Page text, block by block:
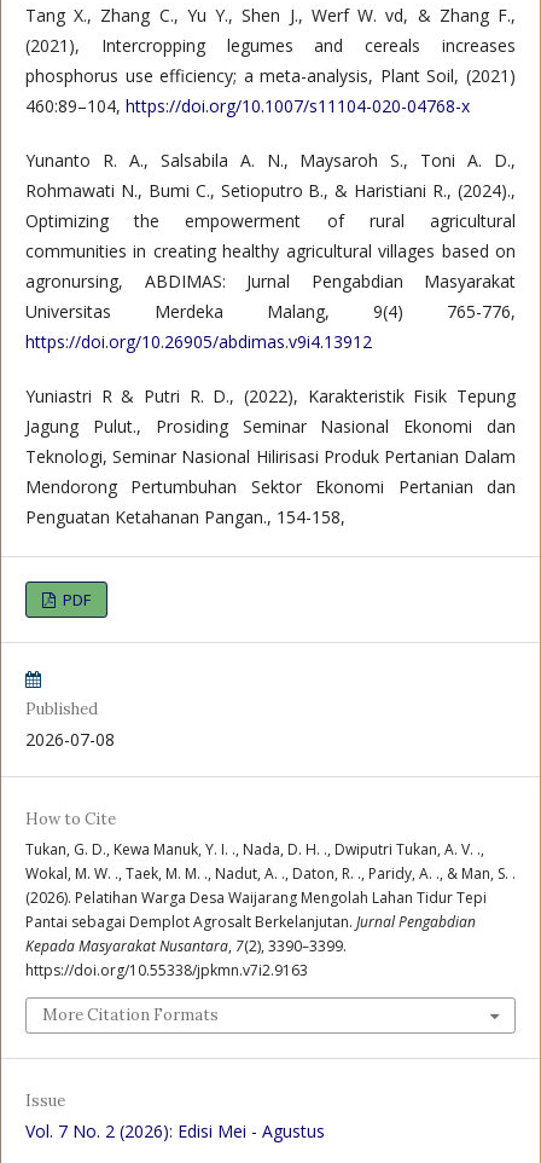
Tang X., Zhang C., Yu Y., Shen J., Werf W. vd, & Zhang F.,
(2021), Intercropping legumes and cereals increases
phosphorus use efficiency; a meta-analysis, Plant Soil, (2021)
460:89–104, https://doi.org/10.1007/s11104-020-04768-x
Yunanto R. A., Salsabila A. N., Maysaroh S., Toni A. D.,
Rohmawati N., Bumi C., Setioputro B., & Haristiani R., (2024).,
Optimizing the empowerment of rural agricultural
communities in creating healthy agricultural villages based on
agronursing, ABDIMAS: Jurnal Pengabdian Masyarakat
Universitas Merdeka Malang, 9(4) 765-776,
https://doi.org/10.26905/abdimas.v9i4.13912
Yuniastri R & Putri R. D., (2022), Karakteristik Fisik Tepung
Jagung Pulut., Prosiding Seminar Nasional Ekonomi dan
Teknologi, Seminar Nasional Hilirisasi Produk Pertanian Dalam
Mendorong Pertumbuhan Sektor Ekonomi Pertanian dan
Penguatan Ketahanan Pangan., 154-158,
PDF
Published
2026-07-08
How to Cite
Tukan, G. D., Kewa Manuk, Y. I. ., Nada, D. H. ., Dwiputri Tukan, A. V. .,
Wokal, M. W. ., Taek, M. M. ., Nadut, A. ., Daton, R. ., Paridy, A. ., & Man, S. .
(2026). Pelatihan Warga Desa Waijarang Mengolah Lahan Tidur Tepi
Pantai sebagai Demplot Agrosalt Berkelanjutan. Jurnal Pengabdian
Kepada Masyarakat Nusantara, 7(2), 3390–3399.
https://doi.org/10.55338/jpkmn.v7i2.9163
More Citation Formats
Issue
Vol. 7 No. 2 (2026): Edisi Mei - Agustus